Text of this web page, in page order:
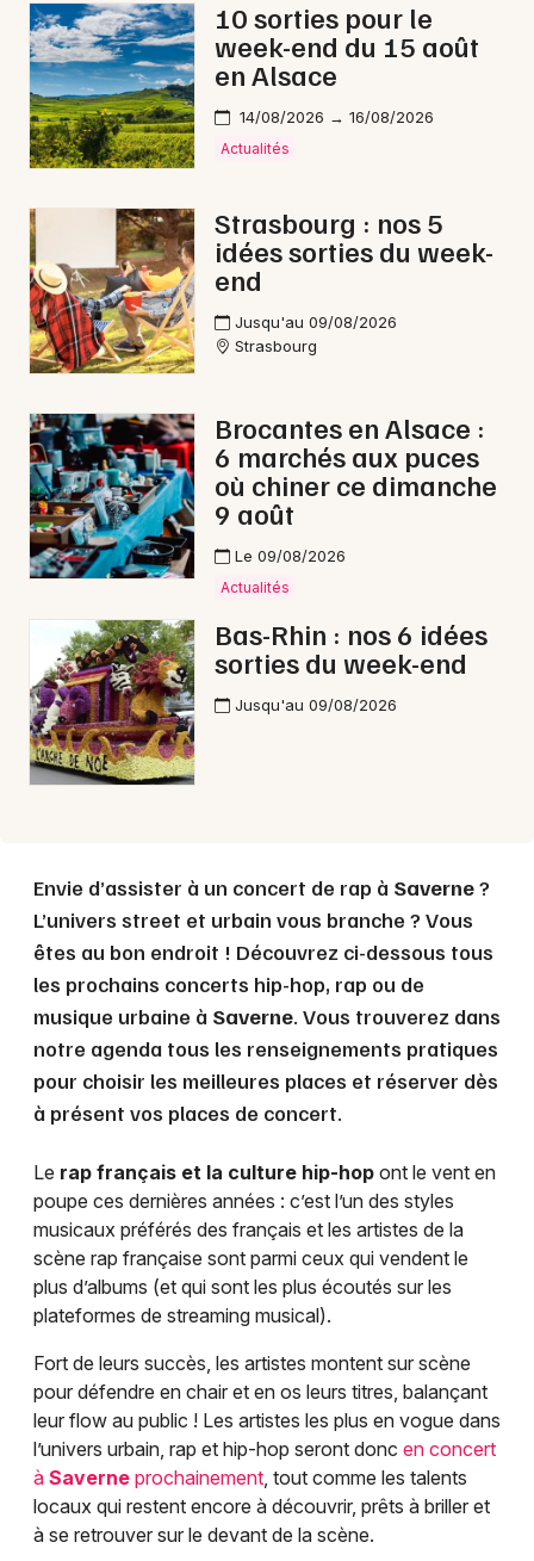
Jeux concours
Artistes en tournée
Actus à Strasbourg
Magazine à Strasbourg
Actus tourisme & loisirs
Restaurants
67 - Bas-Rhin
Choisir mes départements
Je m'abonne
10 sorties pour le
week-end du 15 août
en Alsace
14/08/2026 → 16/08/2026
Actualités
Strasbourg : nos 5
idées sorties du week-
end
Jusqu'au 09/08/2026
Strasbourg
Brocantes en Alsace :
6 marchés aux puces
où chiner ce dimanche
9 août
Le 09/08/2026
Actualités
Bas-Rhin : nos 6 idées
sorties du week-end
Jusqu'au 09/08/2026
Envie d’assister à un concert de rap à Saverne?
L’univers street et urbain vous branche ? Vous
êtes au bon endroit ! Découvrez ci-dessous tous
les prochains concerts hip-hop, rap ou de
musique urbaine à Saverne. Vous trouverez dans
notre agenda tous les renseignements pratiques
pour choisir les meilleures places et réserver dès
à présent vos places de concert.
Le rap français et la culture hip-hop ont le vent en
poupe ces dernières années : c’est l’un des styles
musicaux préférés des français et les artistes de la
scène rap française sont parmi ceux qui vendent le
plus d’albums (et qui sont les plus écoutés sur les
plateformes de streaming musical).
Fort de leurs succès, les artistes montent sur scène
pour défendre en chair et en os leurs titres, balançant
leur flow au public ! Les artistes les plus en vogue dans
l’univers urbain, rap et hip-hop seront donc en concert
à Saverne prochainement, tout comme les talents
locaux qui restent encore à découvrir, prêts à briller et
à se retrouver sur le devant de la scène.